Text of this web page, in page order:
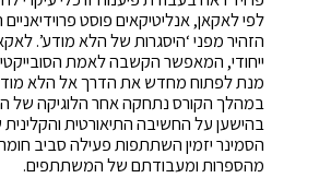
לפי לאקאן, אנליטיקאים פוסט
הזהיר מפני ‘היסגרות של הלא מודע’.
ייחודי, המאפשר הקשבה לאמת
מנת לפתוח מחדש את הדרך אל הלא
במהלך הקורס נתחקה אחר הלוגיקה של
בהישען על החשיבה התיאורטית והקלינית
הסמינר יזמין השתתפות פעילה סביב חומר
מהספרות ומעבודתם של המשתתפים.